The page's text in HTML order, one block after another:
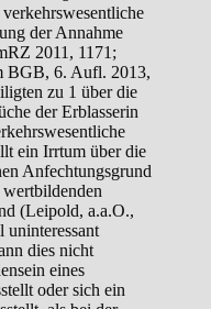
der Annahme
2011, 1171;
BGB, 6. Aufl. 2013,
zu 1 über die
der Erblasserin
ein Irrtum über die
Anfechtungsgrund
wertbildenden
(Leipold, a.a.O.,
dies nicht
eines
oder sich ein